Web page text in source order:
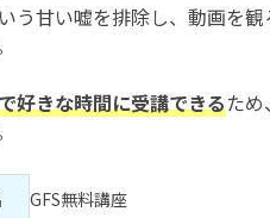
う甘い嘘を排除し、動画を
好きな時間に受講できるた
GFS無料講座